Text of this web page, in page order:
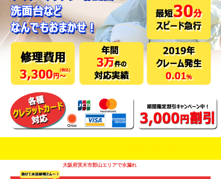
大阪府茨木市郡山エリアで水漏れ